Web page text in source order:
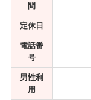
間
定休日
電話番
号
男性利
用